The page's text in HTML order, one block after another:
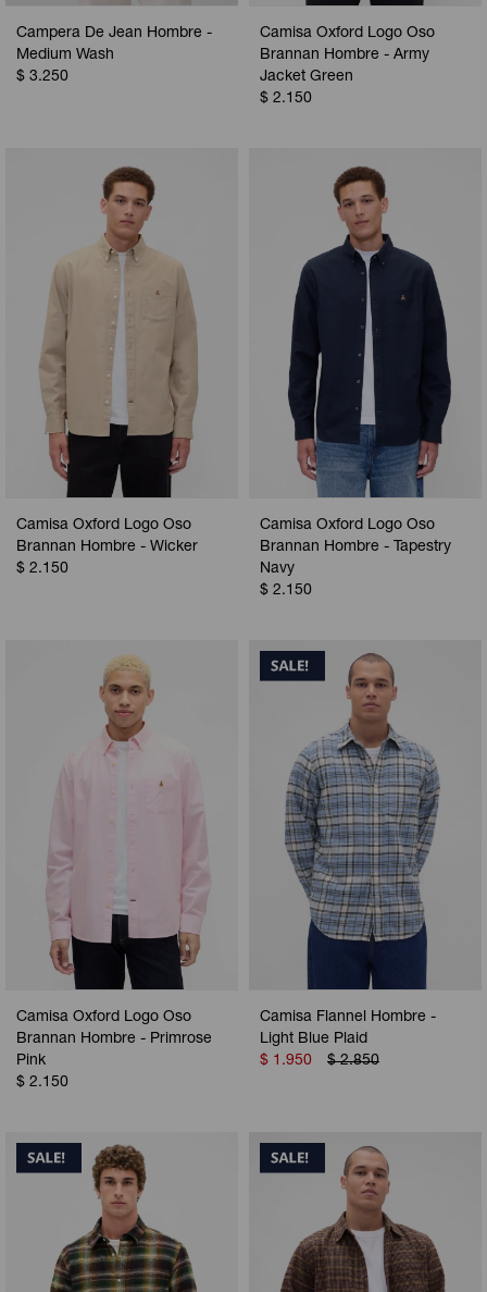
Campera De Jean Hombre -
Medium Wash
$ 3.250
Camisa Oxford Logo Oso
Brannan Hombre - Army
Jacket Green
$ 2.150
Camisa Oxford Logo Oso
Brannan Hombre - Wicker
$ 2.150
Camisa Oxford Logo Oso
Brannan Hombre - Tapestry
Navy
$ 2.150
Camisa Oxford Logo Oso
Brannan Hombre - Primrose
Pink
$ 2.150
Camisa Flannel Hombre -
Light Blue Plaid
$ 1.950 $ 2.850